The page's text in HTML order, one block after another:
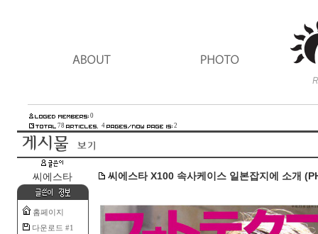
0
78
4 2
씨에스타
홈페이지
다운로드 #1
씨에스타 X100 속사케이스 일본잡지에 소개